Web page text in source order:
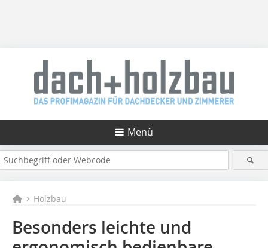
Menü
Holzbau
Besonders leichte und